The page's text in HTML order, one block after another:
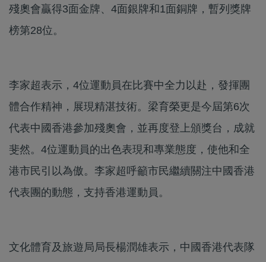
殘奧會贏得3面金牌、4面銀牌和1面銅牌，暫列獎牌
榜第28位。
李家超表示，4位運動員在比賽中全力以赴，發揮團
體合作精神，展現精湛技術。梁育榮更是今屆第6次
代表中國香港參加殘奧會，並再度登上頒獎台，成就
斐然。4位運動員的出色表現和專業態度，使他和全
港市民引以為傲。李家超呼籲市民繼續關注中國香港
代表團的動態，支持香港運動員。
文化體育及旅遊局局長楊潤雄表示，中國香港代表隊